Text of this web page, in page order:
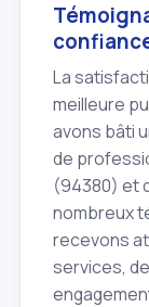
La
meilleure
avons bâti
de
(94380) et
nombreux
recevons
services,